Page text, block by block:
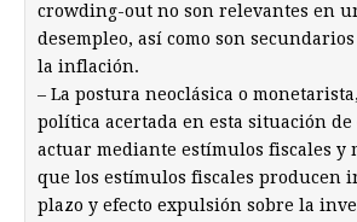
crowding-out no son relevantes en
desempleo, así como son
la inflación.
– La postura neoclásica o
política acertada en esta situación de
actuar mediante estímulos fiscales y
que los estímulos fiscales producen
plazo y efecto expulsión sobre la